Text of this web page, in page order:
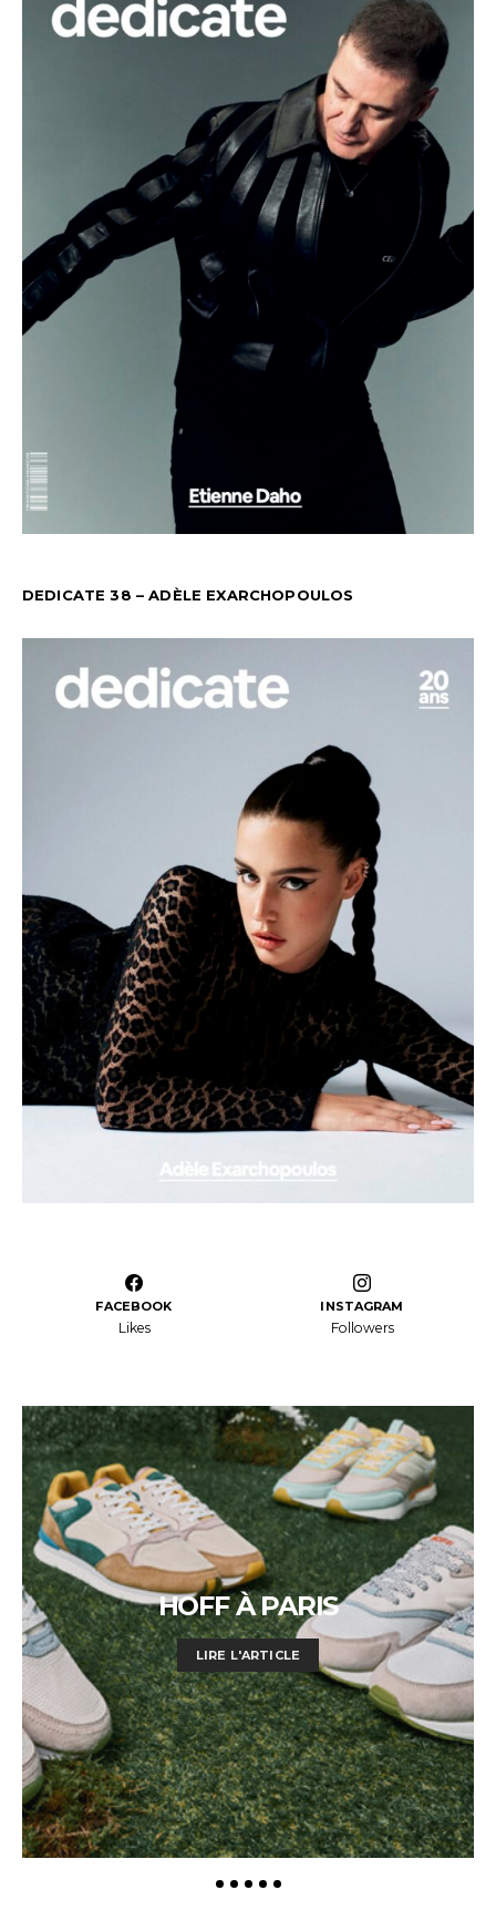
DEDICATE 38 – ADÈLE EXARCHOPOULOS
FACEBOOK
Likes
INSTAGRAM
Followers
HOFF À PARIS
LIRE L'ARTICLE